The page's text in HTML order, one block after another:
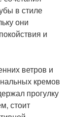
в стиле
они
и
ветров и
кремов
прогулку
стоит